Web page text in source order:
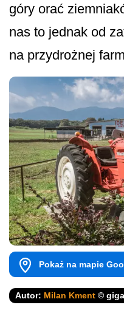
góry orać
nas to jednak od
na przydrożnej
Pokaż na mapie
Autor: Milan Kment ©